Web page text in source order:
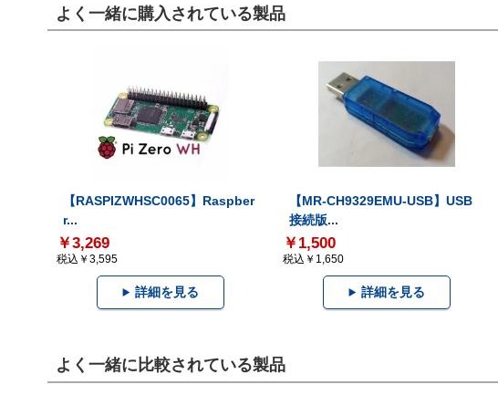
よく一緒に購入されている製品
【RASPIZWHSC0065】Raspber
r...
￥3,269
税込￥3,595
詳細を見る
【MR-CH9329EMU-USB】USB
接続版...
￥1,500
税込￥1,650
詳細を見る
よく一緒に比較されている製品